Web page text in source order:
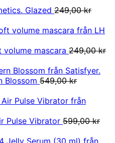
Glazed 249,00kr
mascara 249,00kr
Blossom 549,00kr
Pulse Vibrator 599,00kr